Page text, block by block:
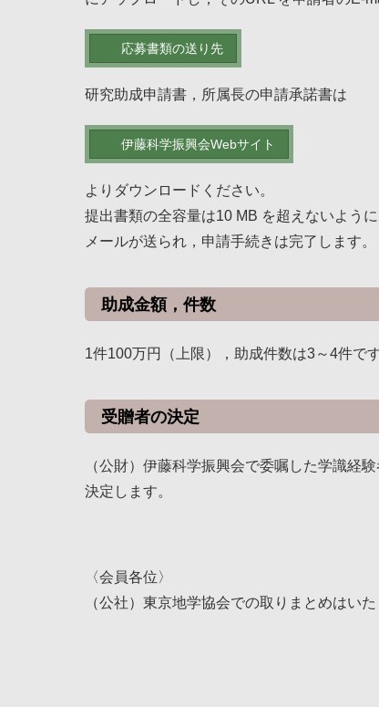
応募書類の送り先
研究助成申請書，所属長の申請承諾書は
伊藤科学振興会Webサイト
よりダウンロードください。
提出書類の全容量は10 MB を超えないよう
メールが送られ，申請手続きは完了します。
助成金額，件数
1件100万円（上限），助成件数は3～4件です
受贈者の決定
（公財）伊藤科学振興会で委嘱した学識経
決定します。
〈会員各位〉
（公社）東京地学協会での取りまとめはい